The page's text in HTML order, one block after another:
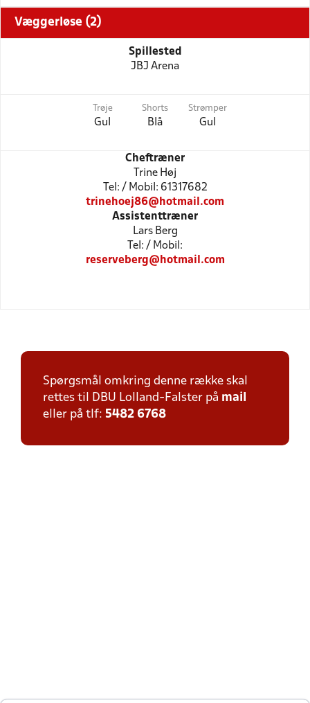
Væggerløse (2)
Spillested
JBJ Arena
Trøje
Gul
Shorts
Blå
Strømper
Gul
Cheftræner
Trine Høj
Tel: / Mobil: 61317682
trinehoej86@hotmail.com
Assistenttræner
Lars Berg
Tel: / Mobil:
reserveberg@hotmail.com
Spørgsmål omkring denne række skal
rettes til DBU Lolland-Falster på mail
eller på tlf: 5482 6768